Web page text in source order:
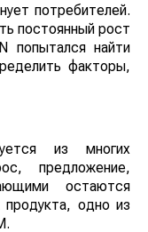
потребителей.
постоянный рост
попытался найти
факторы,
из многих
предложение,
остаются
одно из